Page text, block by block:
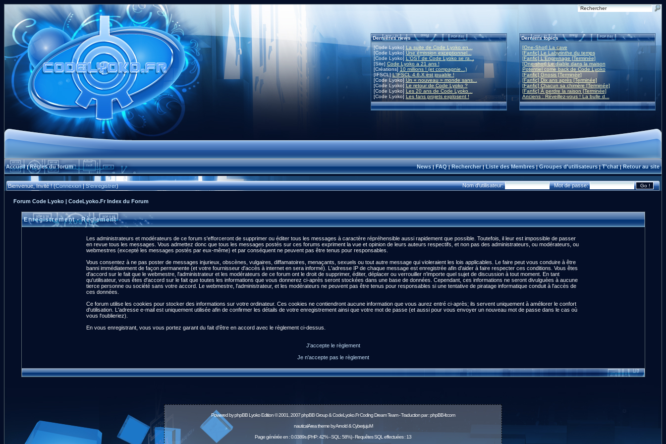
Dernières news
[Code Lyoko] La suite de Code Lyoko en...
[Code Lyoko]Une émission exceptionnel...
[Code Lyoko] L'OST de Code Lyoko se ra...
[Site] Code Lyoko a 21 ans !
[Créations] 10 millions ! (et compagnie...)
[IFSCL]L'IFSCL 4.6.X est jouable !
[Code Lyoko] Un « nouveau » monde sans...
[Code Lyoko] Le retour de Code Lyoko ?
[Code Lyoko] Les 20 ans de Code Lyoko...
[Code Lyoko] Les fans projets explosent !
Derniers topics
[One-Shot] La cave
[Fanfic] Le Labyrinthe du temps
[Fanfic] L'Engrenage [Terminée]
[One-shot] Le diable dans la maison
Potentiel come back de Code Lyoko
[Fanfic] Gnosis [Terminée]
[Fanfic] Dix ans après [Terminée]
[Fanfic] Chacun sa chimère [Terminée]
[Fanfic] À perdre la raison [Terminée]
Anciens : Réveillez-vous ! La bulle d...
Accueil|Règles du forum News|FAQ|Rechercher|Liste des Membres|Groupes d'utilisateurs|T'chat|Retour au site
Bienvenue, Invité ! (Connexion|S'enregistrer) Nom d'utilisateur: Mot de passe:
Forum Code Lyoko | CodeLyoko.Fr Index du Forum
Enregistrement - Règlement
Les administrateurs et modérateurs de ce forum s'efforceront de supprimer ou éditer tous les messages à caractère répréhensible aussi rapidement que possible. Toutefois, il leur est impossible de passer
en revue tous les messages. Vous admettez donc que tous les messages postés sur ces forums expriment la vue et opinion de leurs auteurs respectifs, et non pas des administrateurs, ou modérateurs, ou
webmestres (excepté les messages postés par eux-même) et par conséquent ne peuvent pas être tenus pour responsables.
Vous consentez à ne pas poster de messages injurieux, obscènes, vulgaires, diffamatoires, menaçants, sexuels ou tout autre message qui violeraient les lois applicables. Le faire peut vous conduire à être
banni immédiatement de façon permanente (et votre fournisseur d'accès à internet en sera informé). L'adresse IP de chaque message est enregistrée afin d'aider à faire respecter ces conditions. Vous êtes
d'accord sur le fait que le webmestre, l'administrateur et les modérateurs de ce forum ont le droit de supprimer, éditer, déplacer ou verrouiller n'importe quel sujet de discussion à tout moment. En tant
qu'utilisateur, vous êtes d'accord sur le fait que toutes les informations que vous donnerez ci-après seront stockées dans une base de données. Cependant, ces informations ne seront divulguées à aucune
tierce personne ou société sans votre accord. Le webmestre, l'administrateur, et les modérateurs ne peuvent pas être tenus pour responsables si une tentative de piratage informatique conduit à l'accès de
ces données.
Ce forum utilise les cookies pour stocker des informations sur votre ordinateur. Ces cookies ne contiendront aucune information que vous aurez entré ci-après; ils servent uniquement à améliorer le confort
d'utilisation. L'adresse e-mail est uniquement utilisée afin de confirmer les détails de votre enregistrement ainsi que votre mot de passe (et aussi pour vous envoyer un nouveau mot de passe dans le cas où
vous l'oublieriez).
En vous enregistrant, vous vous portez garant du fait d'être en accord avec le règlement ci-dessus.
J'accepte le règlement
Je n'accepte pas le règlement
Powered byphpBBLyoko Edition © 2001, 2007 phpBB Group & CodeLyoko.Fr Coding Dream Team - Traduction par :phpBB-fr.com
nauticalArea theme by Arnold & CyberjujuM
Page générée en : 0.0389s (PHP: 42% - SQL: 58%) - Requêtes SQL effectuées : 13